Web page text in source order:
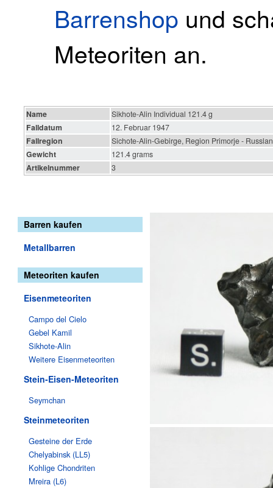
Barrenshop und
Meteoriten an.
Name Sikhote-Alin Individual 121.4 g
Falldatum 12. Februar 1947
Fallregion Sichote-Alin-Gebirge, Region Primorje -
Gewicht 121.4 grams
Artikelnummer 3
Barren kaufen
Metallbarren
Meteoriten kaufen
Eisenmeteoriten
Campo del Cielo
Gebel Kamil
Sikhote-Alin
Weitere Eisenmeteoriten
Stein-Eisen-Meteoriten
Seymchan
Steinmeteoriten
Gesteine der Erde
Chelyabinsk (LL5)
Kohlige Chondriten
Mreira (L6)